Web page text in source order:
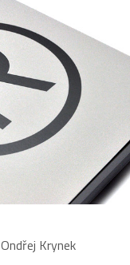
Ondřej Krynek